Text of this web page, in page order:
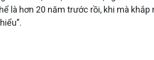
là hơn 20 năm trước rồi, khi mà